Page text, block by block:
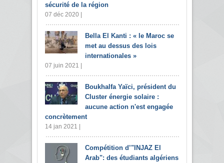
sécurité de la région
07 déc 2020 |
Bella El Kanti : « le Maroc se
met au dessus des lois
internationales »
07 juin 2021 |
Boukhalfa Yaïci, président du
Cluster énergie solaire :
aucune action n'est engagée
concrètement
14 jan 2021 |
Compétition d’"INJAZ El
Arab": des étudiants algériens